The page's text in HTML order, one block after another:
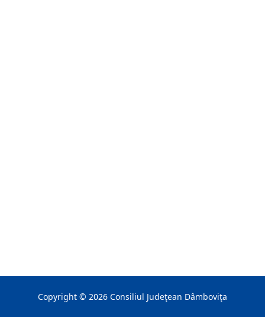
Copyright © 2026 Consiliul Judeţean Dâmboviţa